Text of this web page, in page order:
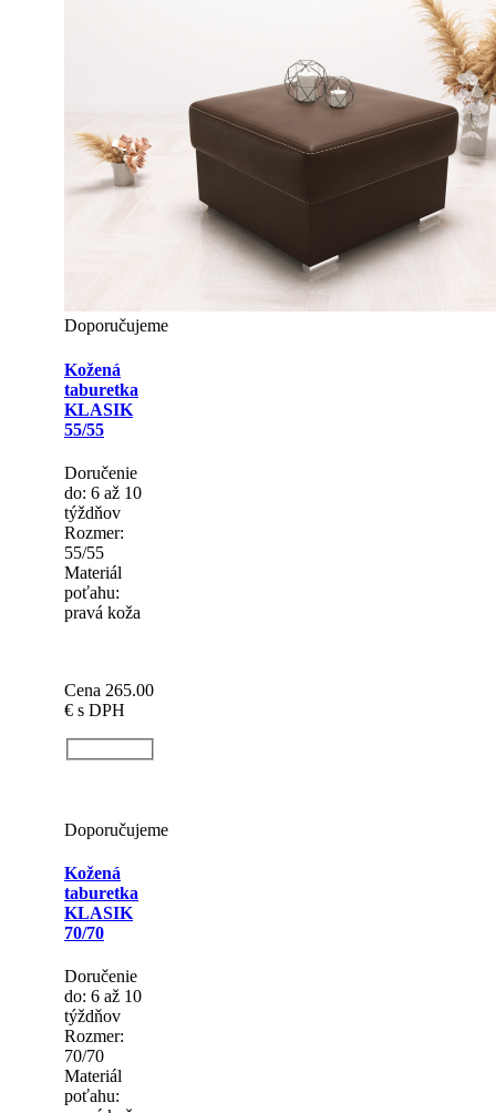
Doporučujeme
Kožená
taburetka
KLASIK
55/55
Doručenie
do: 6 až 10
týždňov
Rozmer:
55/55
Materiál
poťahu:
pravá koža
Cena 265.00
€ s DPH